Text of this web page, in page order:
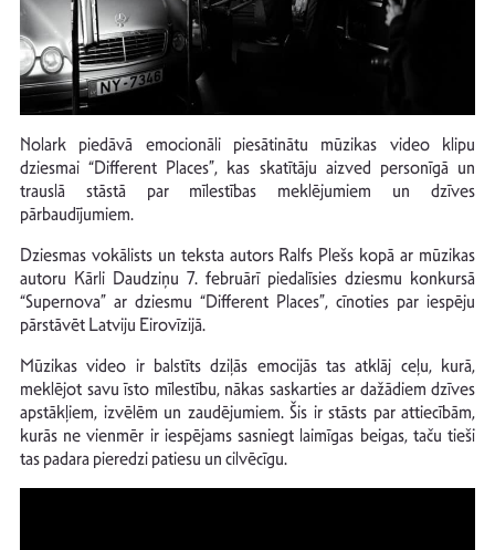
Nolark piedāvā emocionāli piesātinātu mūzikas video klipu
dziesmai “Different Places”, kas skatītāju aizved personīgā un
trauslā stāstā par mīlestības meklējumiem un dzīves
pārbaudījumiem.
Dziesmas vokālists un teksta autors Ralfs Plešs kopā ar mūzikas
autoru Kārli Daudziņu 7. februārī piedalīsies dziesmu konkursā
“Supernova” ar dziesmu “Different Places”, cīnoties par iespēju
pārstāvēt Latviju Eirovīzijā.
Mūzikas video ir balstīts dziļās emocijās tas atklāj ceļu, kurā,
meklējot savu īsto mīlestību, nākas saskarties ar dažādiem dzīves
apstākļiem, izvēlēm un zaudējumiem. Šis ir stāsts par attiecībām,
kurās ne vienmēr ir iespējams sasniegt laimīgas beigas, taču tieši
tas padara pieredzi patiesu un cilvēcīgu.